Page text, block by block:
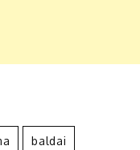
baldai